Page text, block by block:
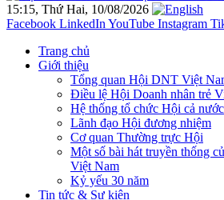
15:15, Thứ Hai, 10/08/2026
Facebook LinkedIn YouTube Instagram
Trang chủ
Giới thiệu
Tổng quan Hội DNT Việt
Điều lệ Hội Doanh nhân trẻ
Hệ thống tổ chức Hội cả nước
Lãnh đạo Hội đương nhiệm
Cơ quan Thường trực Hội
Một số bài hát truyền thống
Việt Nam
Kỷ yếu 30 năm
Tin tức & Sự kiện